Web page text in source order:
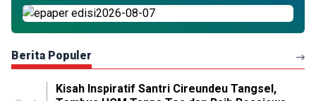
Berita Populer
Kisah Inspiratif Santri Cireundeu Tangsel,